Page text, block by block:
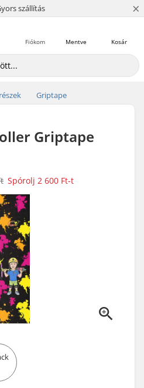
szállítás
millió ügyfél ×
Kosár
Mentve
Fiókom
Griptape
Griptape
Spórolj 2 600 Ft-t